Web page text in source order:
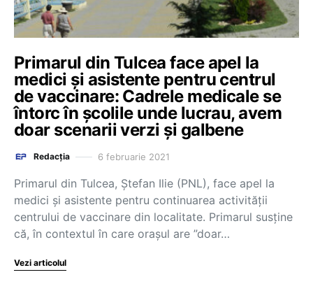
Primarul din Tulcea face apel la
medici și asistente pentru centrul
de vaccinare: Cadrele medicale se
întorc în școlile unde lucrau, avem
doar scenarii verzi și galbene
Redacția 6 februarie 2021
Primarul din Tulcea, Ștefan Ilie (PNL), face apel la
medici și asistente pentru continuarea activității
centrului de vaccinare din localitate. Primarul susține
că, în contextul în care orașul are ”doar…
Vezi articolul